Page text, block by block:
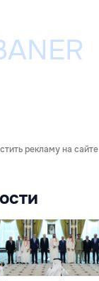
рекламу на сайте